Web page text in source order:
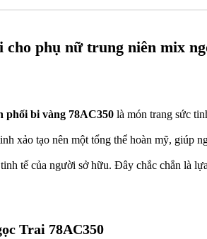
cho phụ nữ trung niên mix
phối bi vàng 78AC350 là món trang sức
xảo tạo nên một tổng thể hoàn mỹ, giúp
tế của người sở hữu. Đây chắc chắn là
Trai 78AC350